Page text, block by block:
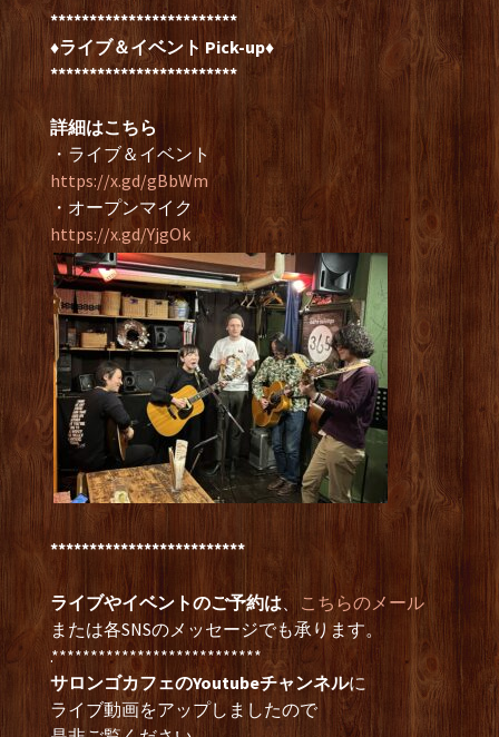
************************
♦ライブ＆イベント Pick-up♦
************************
詳細はこちら
・ライブ＆イベント
https://x.gd/gBbWm
・オープンマイク
https://x.gd/YjgOk
*************************
ライブやイベントのご予約は、 こちらのメール
または各SNSのメッセージでも承ります。
.***************************
サロンゴカフェのYoutubeチャンネルに
ライブ動画をアップしましたので